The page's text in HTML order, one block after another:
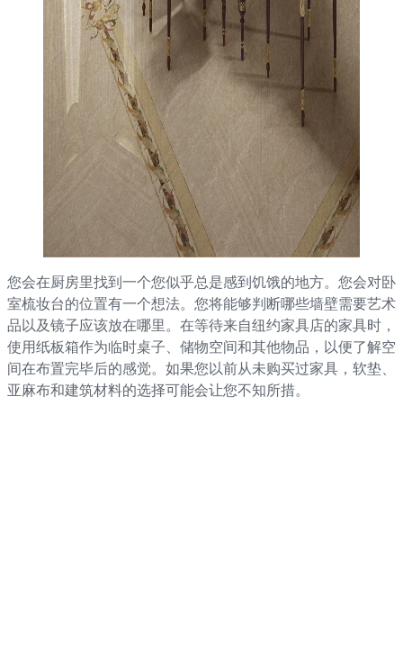
您会在厨房里找到一个您似乎总是感到饥饿的地方。您会对卧
室梳妆台的位置有一个想法。您将能够判断哪些墙壁需要艺术
品以及镜子应该放在哪里。在等待来自纽约家具店的家具时，
使用纸板箱作为临时桌子、储物空间和其他物品，以便了解空
间在布置完毕后的感觉。如果您以前从未购买过家具，软垫、
亚麻布和建筑材料的选择可能会让您不知所措。